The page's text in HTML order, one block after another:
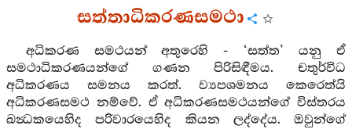
සත්තාධිකරණසමථා
අධිකරණ සමථයන් අතුරෙහි - ‘සත්ත’ යනු ඒ
සමථාධිකරණයන්ගේ ගණන පිරිසිඳීමය. චතුර්විධ
අධිකරණය සමනය කරත්. ව්‍යපශමනය කෙරෙත්යි
අධිකරණසමථ නම්වේ. ඒ අධිකරණසමථයන්ගේ විස්තරය
ඛන්‍ධකයෙහිද පරිවාරයෙහිද කියන ලද්දේය. ඔවුන්ගේ